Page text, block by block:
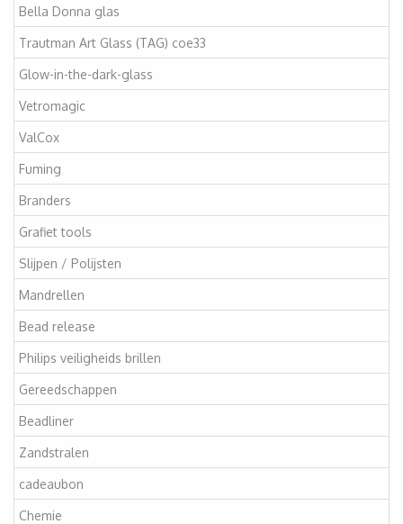
Bella Donna glas
Trautman Art Glass (TAG) coe33
Glow-in-the-dark-glass
Vetromagic
ValCox
Fuming
Branders
Grafiet tools
Slijpen / Polijsten
Mandrellen
Bead release
Philips veiligheids brillen
Gereedschappen
Beadliner
Zandstralen
cadeaubon
Chemie